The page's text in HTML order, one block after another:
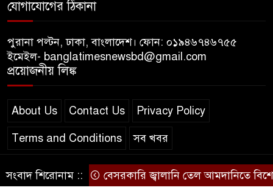
যোগাযোগের ঠিকানা
পুরানা পল্টন, ঢাকা, বাংলাদেশ। ফোন: ০১৯৪৬৭৪৬৭৫৫
ইমেইল- banglatimesnewsbd@gmail.com
প্রয়োজনীয় লিঙ্ক
About Us Contact Us Privacy Policy
Terms and Conditions সব খবর
© স্বত্ব বাংলা-টাইমস ২০২০-২০২৪
সংবাদ শিরোনাম ::বেসরকারি জ্বালানি তেল আমদানিতে বিশেষ